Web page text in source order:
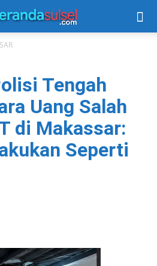
Tengah
Uang Salah
di Makassar:
Seperti